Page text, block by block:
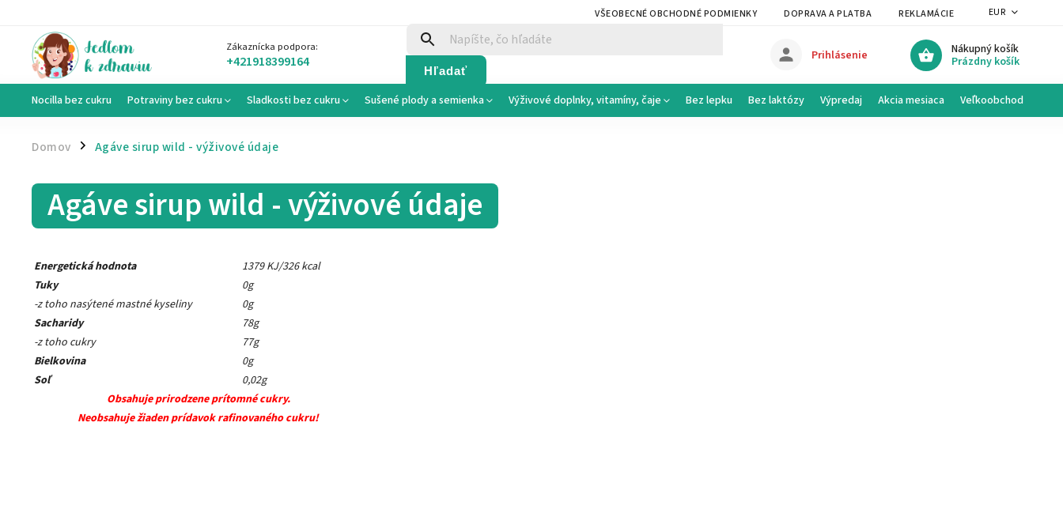
VŠEOBECNÉ OBCHODNÉ PODMIENKY DOPRAVA A PLATBA REKLAMÁCIE A VRÁTENIE
EUR
Zákaznícka podpora:
+421918399164 Hľadať
Nákupný košík
Prázdny košík
Prihlásenie
Nocilla bez cukru Potraviny bez cukru Sladkosti bez cukru Sušené plody a semienka Výživové doplnky, vitamíny, čaje Bez lepku Bez laktózy Výpredaj Akcia mesiaca Veľkoobchod
Domov / Agáve sirup wild - výživové údaje
Agáve sirup wild - výživové údaje
Energetická hodnota
1379 KJ/326 kcal
Tuky
0g
-z toho nasýtené mastné kyseliny
0g
Sacharidy
78g
-z toho cukry
77g
Bielkovina
0g
Soľ
0,02g
Obsahuje prirodzene prítomné cukry.
Neobsahuje žiaden prídavok rafinovaného cukru!